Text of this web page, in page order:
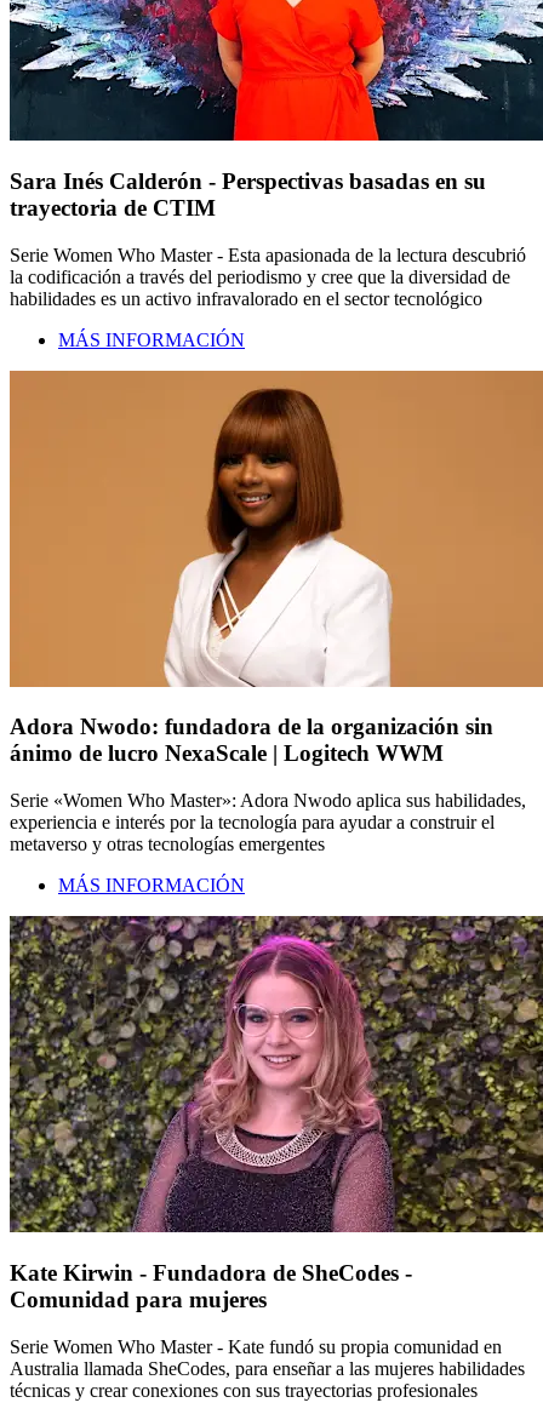
Sara Inés Calderón - Perspectivas basadas en su
trayectoria de CTIM
Serie Women Who Master - Esta apasionada de la lectura descubrió
la codificación a través del periodismo y cree que la diversidad de
habilidades es un activo infravalorado en el sector tecnológico
MÁS INFORMACIÓN
Adora Nwodo: fundadora de la organización sin
ánimo de lucro NexaScale | Logitech WWM
Serie «Women Who Master»: Adora Nwodo aplica sus habilidades,
experiencia e interés por la tecnología para ayudar a construir el
metaverso y otras tecnologías emergentes
MÁS INFORMACIÓN
Kate Kirwin - Fundadora de SheCodes -
Comunidad para mujeres
Serie Women Who Master - Kate fundó su propia comunidad en
Australia llamada SheCodes, para enseñar a las mujeres habilidades
técnicas y crear conexiones con sus trayectorias profesionales